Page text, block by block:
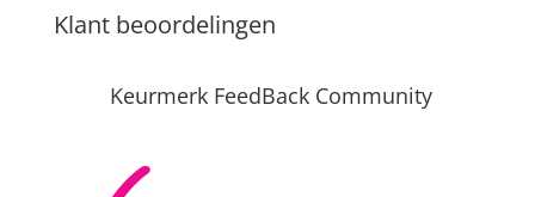
Klant beoordelingen
Keurmerk FeedBack Community